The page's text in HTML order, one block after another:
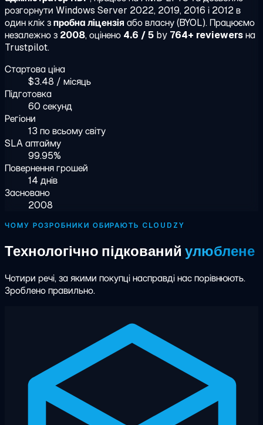
розгорнути Windows Server 2022, 2019, 2016 і 2012 в
один клік зпробна ліцензія або власну (BYOL). Працюємо
незалежно з 2008, оцінено 4.6 / 5 by 764+ reviewersна
Trustpilot.
Стартова ціна
$3.48 / місяць
Підготовка
60 секунд
Регіони
13 по всьому світу
SLA аптайму
99.95%
Повернення грошей
14 днів
Засновано
2008
ЧОМУ РОЗРОБНИКИ ОБИРАЮТЬ CLOUDZY
Технологічно підкований улюблене
Чотири речі, за якими покупці насправді нас порівнюють.
Зроблено правильно.